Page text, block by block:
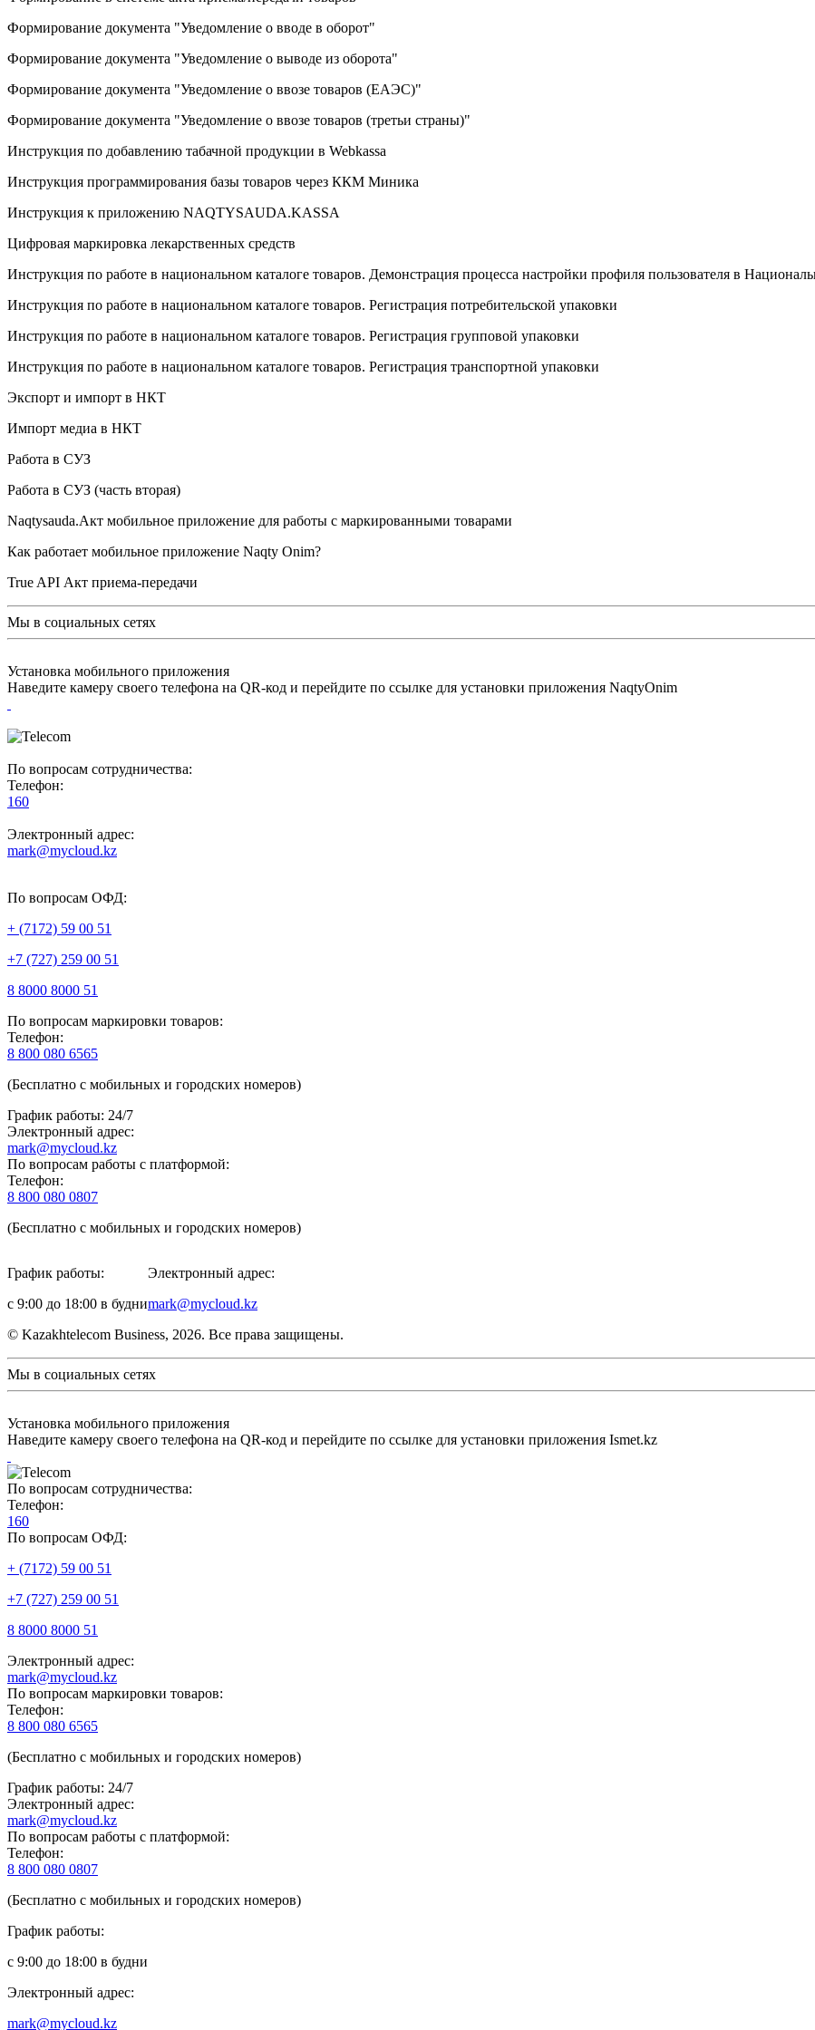
Формирование документа "Уведомление о вводе в оборот"
Формирование документа "Уведомление о выводе из оборота"
Формирование документа "Уведомление о ввозе товаров (ЕАЭС)"
Формирование документа "Уведомление о ввозе товаров (третьи страны)"
Инструкция по добавлению табачной продукции в Webkassa
Инструкция программирования базы товаров через ККМ Миника
Инструкция к приложению NAQTYSAUDA.KASSA
Цифровая маркировка лекарственных средств
Инструкция по работе в национальном каталоге товаров. Демонстрация процесса настройки профиля пользователя в
Инструкция по работе в национальном каталоге товаров. Регистрация потребительской упаковки
Инструкция по работе в национальном каталоге товаров. Регистрация групповой упаковки
Инструкция по работе в национальном каталоге товаров. Регистрация транспортной упаковки
Экспорт и импорт в НКТ
Импорт медиа в НКТ
Работа в СУЗ
Работа в СУЗ (часть вторая)
Naqtysauda.Акт мобильное приложение для работы с маркированными товарами
Как работает мобильное приложение Naqty Onim?
True API Акт приема-передачи
Мы в социальных сетях
Установка мобильного приложения
Наведите камеру своего телефона на QR-код и перейдите по ссылке для установки приложения NaqtyOnim
По вопросам сотрудничества:
Телефон:
160
Электронный адрес:
mark@mycloud.kz
По вопросам ОФД:
+ (7172) 59 00 51
+7 (727) 259 00 51
8 8000 8000 51
По вопросам маркировки товаров:
Телефон:
8 800 080 6565
(Бесплатно с мобильных и городских номеров)
График работы: 24/7
Электронный адрес:
mark@mycloud.kz
По вопросам работы с платформой:
Телефон:
8 800 080 0807
(Бесплатно с мобильных и городских номеров)
График работы:
с 9:00 до 18:00 в будни
Электронный адрес:
mark@mycloud.kz
© Kazakhtelecom Business, 2026. Все права защищены.
Мы в социальных сетях
Установка мобильного приложения
Наведите камеру своего телефона на QR-код и перейдите по ссылке для установки приложения Ismet.kz
По вопросам сотрудничества:
Телефон:
160
По вопросам ОФД:
+ (7172) 59 00 51
+7 (727) 259 00 51
8 8000 8000 51
Электронный адрес:
mark@mycloud.kz
По вопросам маркировки товаров:
Телефон:
8 800 080 6565
(Бесплатно с мобильных и городских номеров)
График работы: 24/7
Электронный адрес:
mark@mycloud.kz
По вопросам работы с платформой:
Телефон:
8 800 080 0807
(Бесплатно с мобильных и городских номеров)
График работы:
с 9:00 до 18:00 в будни
Электронный адрес:
mark@mycloud.kz